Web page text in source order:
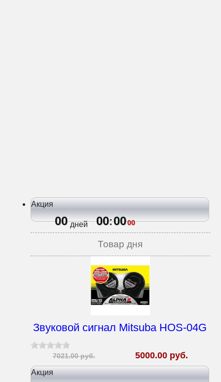
Акция
00 дней 00:0000
Товар дня
Звуковой сигнал Mitsuba HOS-04G
7021.00 руб. 5000.00 руб.
Акция